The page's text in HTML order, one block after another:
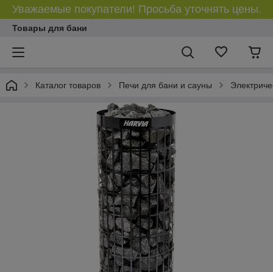
Уважаемые покупатели! Просьба уточнять цены.
Товары для бани
Каталог товаров Печи для бани и сауны